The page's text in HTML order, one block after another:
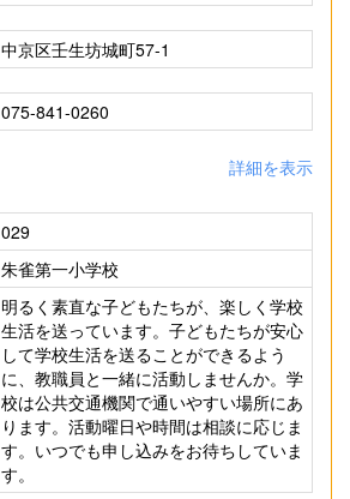
中京区壬生坊城町57-1
075-841-0260
詳細を表示
029
朱雀第一小学校
明るく素直な子どもたちが、楽しく学校
生活を送っています。子どもたちが安心
して学校生活を送ることができるよう
に、教職員と一緒に活動しませんか。学
校は公共交通機関で通いやすい場所にあ
ります。活動曜日や時間は相談に応じま
す。いつでも申し込みをお待ちしていま
す。